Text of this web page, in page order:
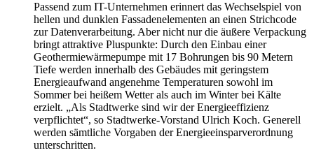
Passend zum IT-Unternehmen erinnert das Wechselspiel von
hellen und dunklen Fassadenelementen an einen Strichcode
zur Datenverarbeitung. Aber nicht nur die äußere Verpackung
bringt attraktive Pluspunkte: Durch den Einbau einer
Geothermiewärmepumpe mit 17 Bohrungen bis 90 Metern
Tiefe werden innerhalb des Gebäudes mit geringstem
Energieaufwand angenehme Temperaturen sowohl im
Sommer bei heißem Wetter als auch im Winter bei Kälte
erzielt. „Als Stadtwerke sind wir der Energieeffizienz
verpflichtet“, so Stadtwerke-Vorstand Ulrich Koch. Generell
werden sämtliche Vorgaben der Energieeinsparverordnung
unterschritten.